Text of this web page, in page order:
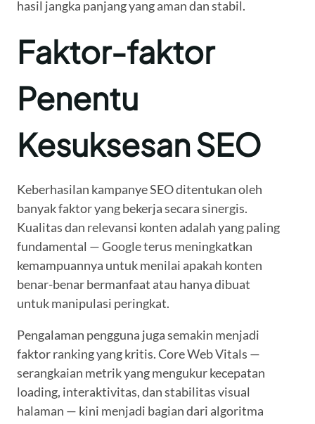
hasil jangka panjang yang aman dan stabil.
Faktor-faktor
Penentu
Kesuksesan SEO
Keberhasilan kampanye SEO ditentukan oleh
banyak faktor yang bekerja secara sinergis.
Kualitas dan relevansi konten adalah yang paling
fundamental — Google terus meningkatkan
kemampuannya untuk menilai apakah konten
benar-benar bermanfaat atau hanya dibuat
untuk manipulasi peringkat.
Pengalaman pengguna juga semakin menjadi
faktor ranking yang kritis. Core Web Vitals —
serangkaian metrik yang mengukur kecepatan
loading, interaktivitas, dan stabilitas visual
halaman — kini menjadi bagian dari algoritma